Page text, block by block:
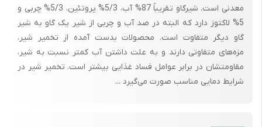
معدنی است. شیرگاو تقریباً 87% آب، 5/3% پروتئین، 5/3% چربی و
5% لاکتوز دارد که البته در صد آب و چربی از شیر یک گاو به شیر
گاو دیگر متفاوت است. محصولات بدست آمده از تخمیر شیر،
مزه‌های متفاوتی دارند و به علت داشتن آب کمتر نسبت به شیر،
مقاومتشان در برابر عوامل فساد غذایی بیشتر است. تخمیر شیر در
شرایط دمایی مناسب صورت می‌گیرد ...